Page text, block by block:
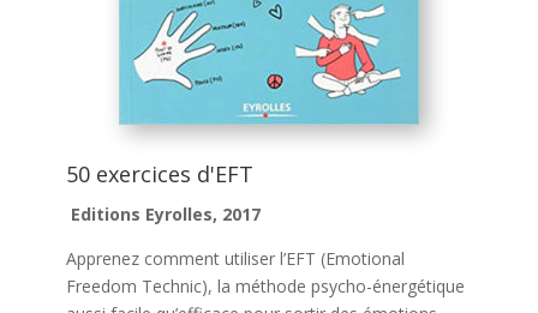
50 exercices d'EFT
Editions Eyrolles, 2017
Apprenez comment utiliser l’EFT (Emotional
Freedom Technic), la méthode psycho-énergétique